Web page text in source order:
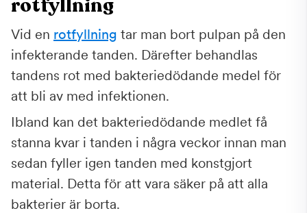
rotfyllning
Vid en rotfyllning tar man bort pulpan på den
infekterande tanden. Därefter behandlas
tandens rot med bakteriedödande medel för
att bli av med infektionen.
Ibland kan det bakteriedödande medlet få
stanna kvar i tanden i några veckor innan man
sedan fyller igen tanden med konstgjort
material. Detta för att vara säker på att alla
bakterier är borta.